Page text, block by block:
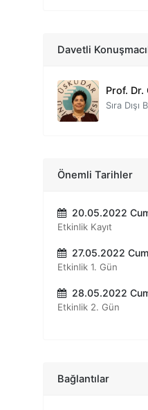
Davetli Prof. Dr.
Prof. Dr.
Sıra Dışı
Dr. Öğr.
Dr. Öğr.
Dr. Öğr.
Öğr.
Sanat
Uzm.
Önemli Tarihler
20.05.2022
Etkinlik Kayıt
27.05.2022
Etkinlik 1. Gün
28.05.2022
Etkinlik 2. Gün
Bağlantılar